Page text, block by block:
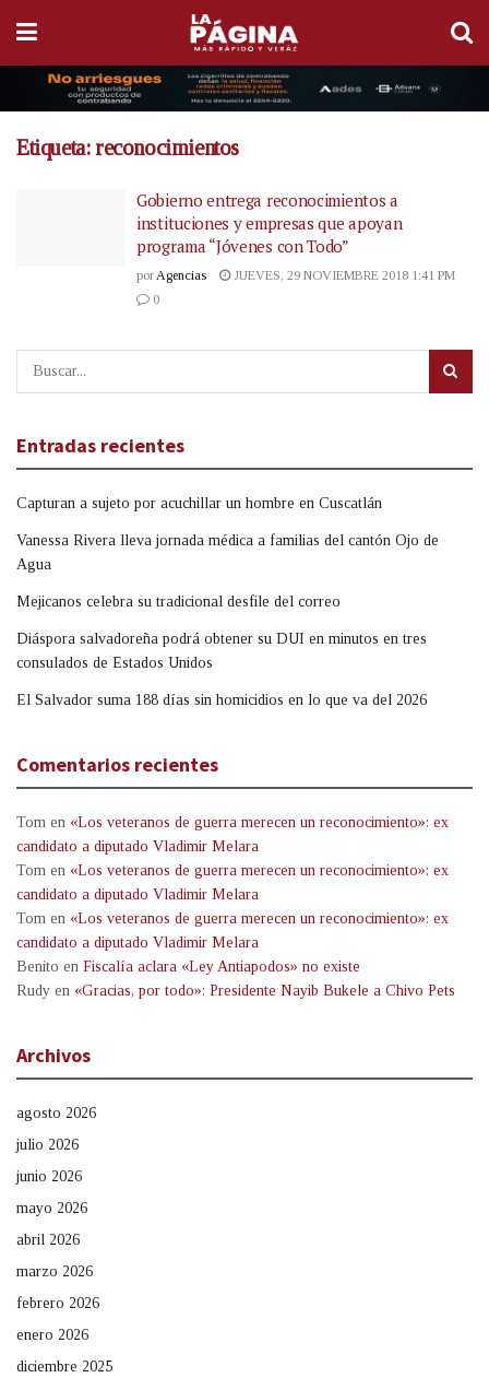
Etiqueta:reconocimientos
Gobierno entrega reconocimientos a
instituciones y empresas que apoyan
programa “Jóvenes con Todo”
por Agencias
JUEVES, 29 NOVIEMBRE 2018 1:41 PM
0
Entradas recientes
Capturan a sujeto por acuchillar un hombre en Cuscatlán
Vanessa Rivera lleva jornada médica a familias del cantón Ojo de
Agua
Mejicanos celebra su tradicional desfile del correo
Diáspora salvadoreña podrá obtener su DUI en minutos en tres
consulados de Estados Unidos
El Salvador suma 188 días sin homicidios en lo que va del 2026
Comentarios recientes
Tom en «Los veteranos de guerra merecen un reconocimiento»: ex
candidato a diputado Vladimir Melara
Tom en «Los veteranos de guerra merecen un reconocimiento»: ex
candidato a diputado Vladimir Melara
Tom en «Los veteranos de guerra merecen un reconocimiento»: ex
candidato a diputado Vladimir Melara
Benito en Fiscalía aclara «Ley Antiapodos» no existe
Rudy en «Gracias, por todo»: Presidente Nayib Bukele a Chivo Pets
Archivos
agosto 2026
julio 2026
junio 2026
mayo 2026
abril 2026
marzo 2026
febrero 2026
enero 2026
diciembre 2025